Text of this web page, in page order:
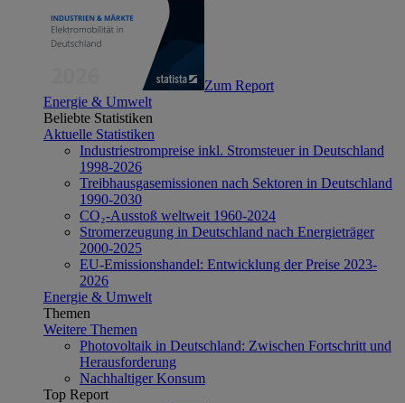
Zum Report
Energie & Umwelt
Beliebte Statistiken
Aktuelle Statistiken
Industriestrompreise inkl. Stromsteuer in Deutschland
1998-2026
Treibhausgasemissionen nach Sektoren in Deutschland
1990-2030
CO₂-Ausstoß weltweit 1960-2024
Stromerzeugung in Deutschland nach Energieträger
2000-2025
EU-Emissionshandel: Entwicklung der Preise 2023-
2026
Energie & Umwelt
Themen
Weitere Themen
Photovoltaik in Deutschland: Zwischen Fortschritt und
Herausforderung
Nachhaltiger Konsum
Top Report